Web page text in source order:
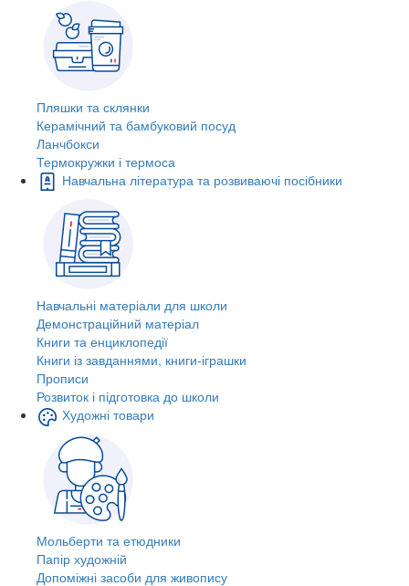
Пляшки та склянки
Керамічний та бамбуковий посуд
Ланчбокси
Термокружки і термоса
Навчальна література та розвиваючі посібники
Навчальні матеріали для школи
Демонстраційний матеріал
Книги та енциклопедії
Книги із завданнями, книги-іграшки
Прописи
Розвиток і підготовка до школи
Художні товари
Мольберти та етюдники
Папір художній
Допоміжні засоби для живопису